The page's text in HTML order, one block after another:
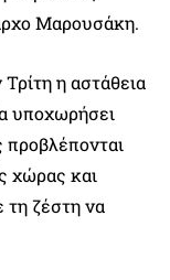
Μαρουσάκη.
η αστάθεια
υποχωρήσει
προβλέπονται
χώρας και
τη ζέστη να